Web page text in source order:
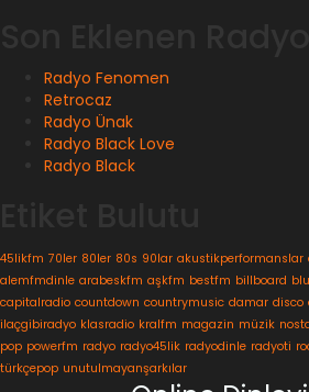
Radyo Fenomen
Retrocaz
Radyo Ünak
Radyo Black Love
Radyo Black
45likfm 70ler 80ler 80s 90lar akustikperformanslar
alemfmdinle arabeskfm aşkfm bestfm billboard
capitalradio countdown countrymusic damar disco
ilaçgibiradyo klasradio kralfm magazin müzik
pop powerfm radyo radyo45lik radyodinle radyoti
türkçepop unutulmayanşarkılar